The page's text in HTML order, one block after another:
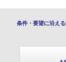
条件・要望に沿え